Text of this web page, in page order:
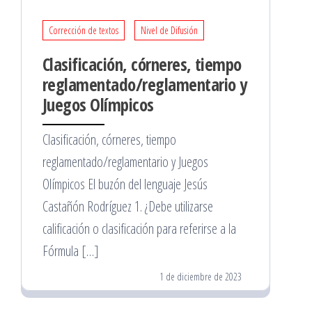
Corrección de textos Nivel de Difusión
Clasificación, córneres, tiempo
reglamentado/reglamentario y
Juegos Olímpicos
Clasificación, córneres, tiempo
reglamentado/reglamentario y Juegos
Olímpicos El buzón del lenguaje Jesús
Castañón Rodríguez 1. ¿Debe utilizarse
calificación o clasificación para referirse a la
Fórmula […]
1 de diciembre de 2023